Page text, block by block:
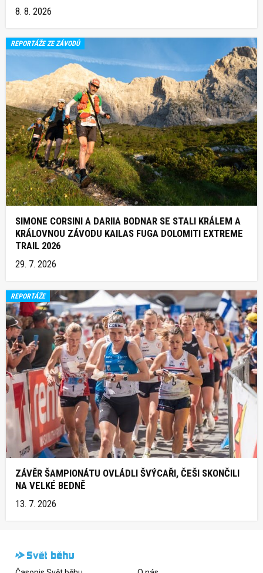
8. 8. 2026
REPORTÁŽE ZE ZÁVODŮ
SIMONE CORSINI A DARIIA BODNAR SE STALI KRÁLEM A
KRÁLOVNOU ZÁVODU KAILAS FUGA DOLOMITI EXTREME
TRAIL 2026
29. 7. 2026
REPORTÁŽE
ZÁVĚR ŠAMPIONÁTU OVLÁDLI ŠVÝCAŘI, ČEŠI SKONČILI
NA VELKÉ BEDNĚ
13. 7. 2026